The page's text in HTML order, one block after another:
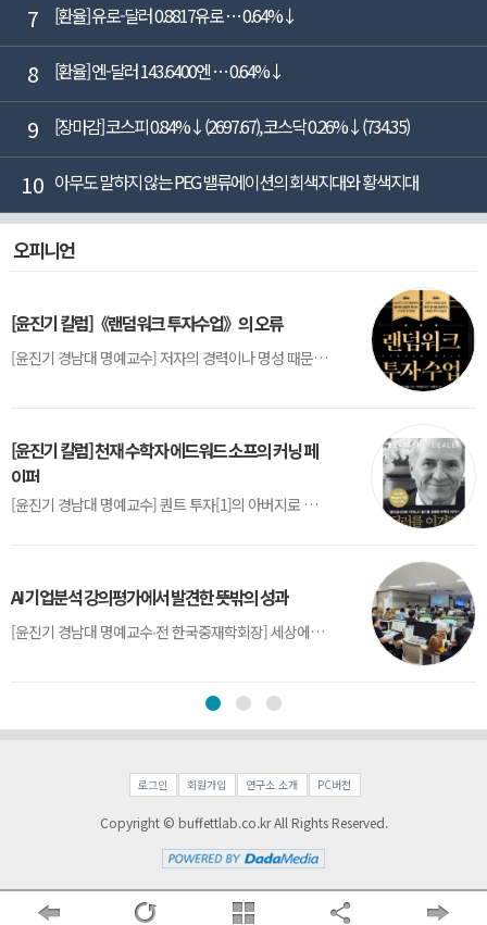
7 [환율] 유로-달러 0.8817유로 … 0.64%↓
8 [환율] 엔-달러 143.6400엔 … 0.64%↓
9 [장마감] 코스피 0.84%↓(2697.67), 코스닥 0.26%↓(734.35)
10 아무도 말하지 않는 PEG 밸류에이션의 회색지대와 황색지대
오피니언
[윤진기 칼럼]《랜덤워크 투자수업》의 오류
[윤진기 경남대 명예교수] 저자의 경력이나 명성 때문인지 2020년에 번역 출판된 《랜덤워크 투자수업》(A Random Walk Down Wall Street) 12판은 표지부터가 거창하다. ‘45년간 12번 개정하며 철저히 검증한 투자서’, ‘전문가 부럽지 않은 투자 감각을 길러주는 위대한 투자지침서’ 라는 은빛 광고문구로 독자를 유혹한다.[1] 출판 50주...
[윤진기 칼럼] 천재 수학자 에드워드 소프의 커닝 페
이퍼
[윤진기 경남대 명예교수] 퀀트 투자[1]의 아버지로 불리는 에드워드 소프(Edward O. Thorp)는 수학계에서 천재로 알려진 인물이다. 그는 수학자이지만, 투자 업계에도 여러 가지 흥미로운 일화를 남겼다.수학을 이용하여 카지노를 이길 수 있는지가 궁금했던 그는 동료 교수가 소개해 준 블랙잭(Blackjack) 전략의 핵심을 손바닥 크기의 종이에 요...
AI 기업분석 강의평가에서 발견한 뜻밖의 성과
[윤진기 경남대 명예교수∙전 한국중재학회장] 세상에는 우연처럼 보이지만 인류의 진보를 이끌어낸 사건들이 있다. 영국의 알렉산더 플레밍(Alexander Fleming)이 곰팡이 핀 페트리 접시(Petri dish)를 버리지 않고[1] 관찰해 페니실린을 발견한 것은 그 대표적 사례다. 무심히 지나쳤다면 결코 없었을 혁신이었다.지난 7월 5일, 필자가 개발한 기업...
로그인 회원가입 연구소 소개 PC버전
Copyright © buffettlab.co.kr All Rights Reserved.